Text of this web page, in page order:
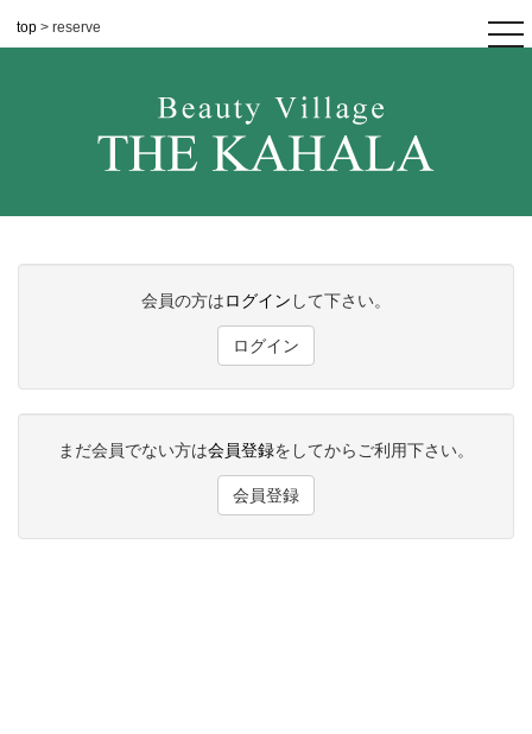
top > reserve
会員の方はログイン して下さい。
ログイン
まだ会員でない方は会員登録をしてからご利用下さい。
会員登録